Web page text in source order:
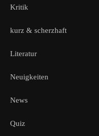
Kritik
kurz & scherzhaft
Literatur
Neuigkeiten
News
Quiz